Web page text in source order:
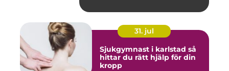
31. jul
Sjukgymnast i karlstad så
hittar du rätt hjälp för din
kropp